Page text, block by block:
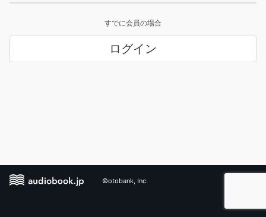
すでに会員の場合
ログイン
©otobank, Inc.